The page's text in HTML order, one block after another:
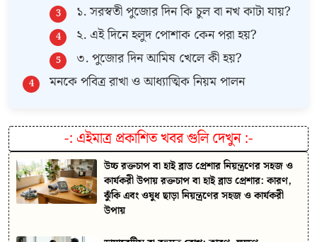
১. সরস্বতী পুজোর দিন কি চুল বা নখ কাটা যায়?
২. এই দিনে হলুদ পোশাক কেন পরা হয়?
৩. পুজোর দিন আমিষ খেলে কী হয়?
মনকে পবিত্র রাখা ও আধ্যাত্মিক নিয়ম পালন
-: এইমাত্র প্রকাশিত খবর গুলি দেখুন:-
উচ্চ রক্তচাপ বা হাই ব্লাড প্রেশার নিয়ন্ত্রণের সহজ ও
কার্যকরী উপায় রক্তচাপ বা হাই ব্লাড প্রেশার: কারণ,
ঝুঁকি এবং ওষুধ ছাড়া নিয়ন্ত্রণের সহজ ও কার্যকরী
উপায়